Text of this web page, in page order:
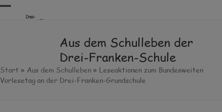
Skip
Open
Close
Aus dem Schulleben der
Drei-Franken-Schule
Start » Aus dem Schulleben » Leseaktionen zum Bundesweiten
Vorlesetag an der Drei-Franken-Grundschule